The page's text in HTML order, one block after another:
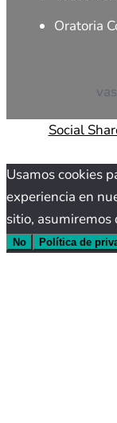
Oratoria
Social
Usamos cookies
experiencia en
sitio, asumiremos
No
Política de